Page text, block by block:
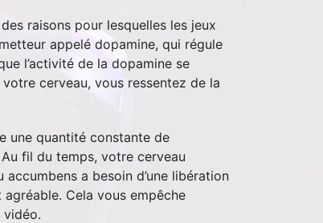
raisons pour lesquelles les jeux
appelé dopamine, qui régule
l’activité de la dopamine se
cerveau, vous ressentez de la
une quantité constante de
fil du temps, votre cerveau
a besoin d’une libération
Cela vous empêche
vidéo.